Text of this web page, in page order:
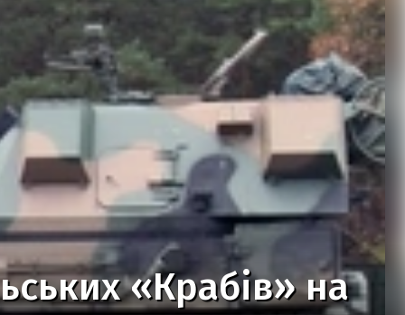
«Крабів» на